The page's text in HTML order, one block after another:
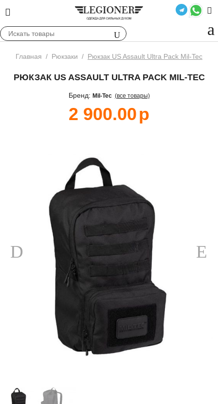
Главная / Рюкзаки / Рюкзак US Assault Ultra Pack Mil-Tec
РЮКЗАК US ASSAULT ULTRA PACK MIL-TEC
Бренд: Mil-Tec (все товары)
2 900.00р